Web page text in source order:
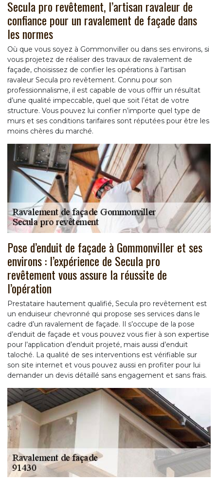
Secula pro revêtement, l’artisan ravaleur de
confiance pour un ravalement de façade dans
les normes
Où que vous soyez à Gommonviller ou dans ses environs, si
vous projetez de réaliser des travaux de ravalement de
façade, choisissez de confier les opérations à l’artisan
ravaleur Secula pro revêtement. Connu pour son
professionnalisme, il est capable de vous offrir un résultat
d’une qualité impeccable, quel que soit l’état de votre
structure. Vous pouvez lui confier n’importe quel type de
murs et ses conditions tarifaires sont réputées pour être les
moins chères du marché.
Pose d’enduit de façade à Gommonviller et ses
environs : l’expérience de Secula pro
revêtement vous assure la réussite de
l’opération
Prestataire hautement qualifié, Secula pro revêtement est
un enduiseur chevronné qui propose ses services dans le
cadre d’un ravalement de façade. Il s’occupe de la pose
d’enduit de façade et vous pouvez vous fier à son expertise
pour l’application d’enduit projeté, mais aussi d’enduit
taloché. La qualité de ses interventions est vérifiable sur
son site internet et vous pouvez aussi en profiter pour lui
demander un devis détaillé sans engagement et sans frais.